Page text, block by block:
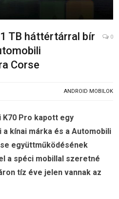
TB háttértárral bír
Corse
0
ANDROID MOBILOK
Pro kapott egy
a kínai márka és a Automobili
együttműködésének
a spéci mobillal szeretné
tíz éve jelen vannak az